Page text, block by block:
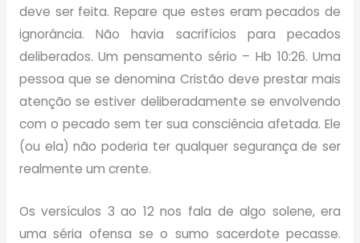
deve ser feita. Repare que estes eram pecados de
ignorância. Não havia sacrifícios para pecados
deliberados. Um pensamento sério – Hb 10:26. Uma
pessoa que se denomina Cristão deve prestar mais
atenção se estiver deliberadamente se envolvendo
com o pecado sem ter sua consciência afetada. Ele
(ou ela) não poderia ter qualquer segurança de ser
realmente um crente.
Os versículos 3 ao 12 nos fala de algo solene, era
uma séria ofensa se o sumo sacerdote pecasse.